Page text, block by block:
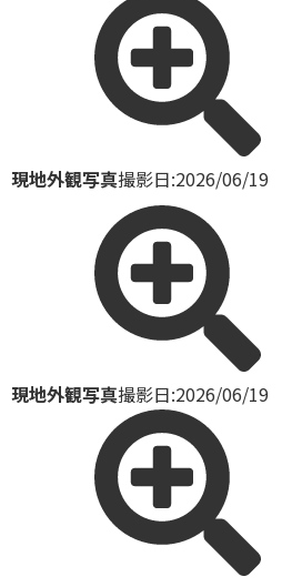
現地外観写真撮影日:2026/06/19
現地外観写真撮影日:2026/06/19